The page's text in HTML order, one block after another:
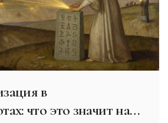
в
что это значит на